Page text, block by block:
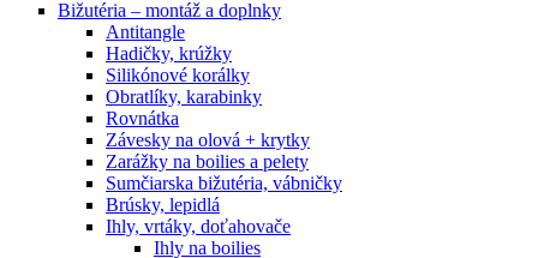
Bižutéria – montáž a doplnky
Antitangle
Hadičky, krúžky
Silikónové korálky
Obratlíky, karabinky
Rovnátka
Závesky na olová + krytky
Zarážky na boilies a pelety
Sumčiarska bižutéria, vábničky
Brúsky, lepidlá
Ihly, vrtáky, doťahovače
Ihly na boilies